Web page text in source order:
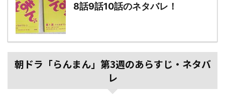
8話9話10話のネタバレ！
朝ドラ「らんまん」第3週のあらすじ・ネタバ
レ